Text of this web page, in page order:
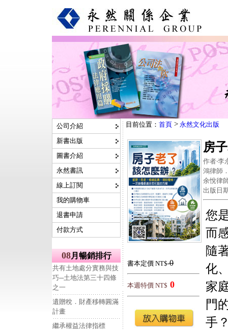
公司介紹
新書出版
圖書介紹
永然書訊
線上訂閱
我的購物車
退書申請
付款方式
08月暢銷排行
共有土地處分實務與技
巧─土地法第三十四條
之一
遺贈稅．財產移轉圓滿
計畫
繼承權益法律指標
目前位置： 首頁 > 永然文化出版
書本定價 NT$ 0
本週特價 NT$ 0
房
作者‧李
鴻律師
余悅律
出版日
您
而
隨
化
家
門
手